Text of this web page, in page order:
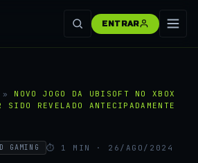
ENTRAR
» NOVO JOGO DA UBISOFT NO XBOX
SIDO REVELADO ANTECIPADAMENTE
GAMING ⏱ 1 MIN · 26/AGO/2024